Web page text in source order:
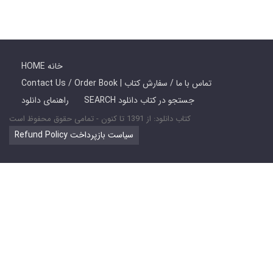
HOME خانه
Contact Us / Order Book | تماس با ما / سفارش کتاب
راهنمای دانلود
SEARCH جستجو در کتاب دانلود
کتاب دانلود: از 1391 تا کنون - تمامی حقوق محفوظ است
Refund Policy سیاست بازپرداخت